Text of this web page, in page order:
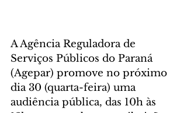
A Agência Reguladora de
Serviços Públicos do Paraná
(Agepar) promove no próximo
dia 30 (quarta-feira) uma
audiência pública, das 10h às